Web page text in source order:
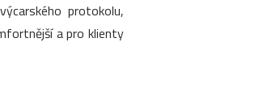
protokolu,
a pro klienty